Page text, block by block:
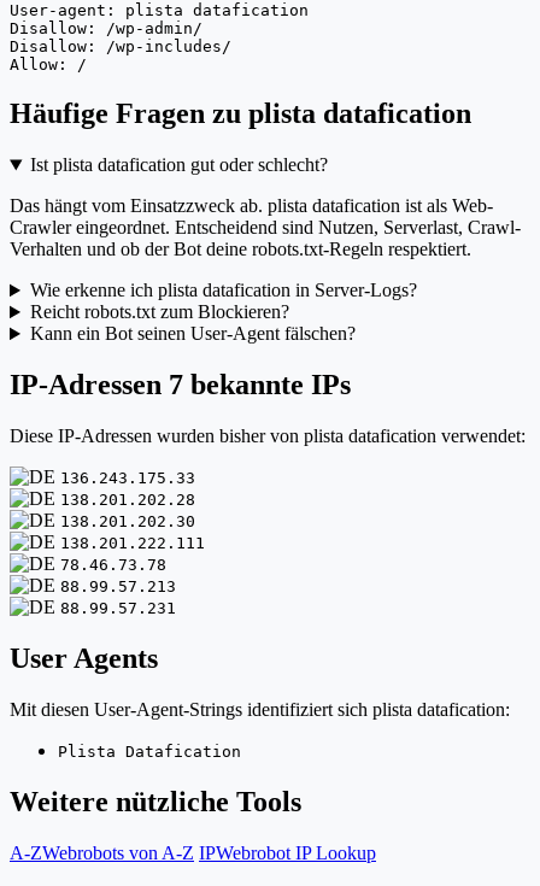
User-agent: plista datafication
Disallow: /wp-admin/
Disallow: /wp-includes/
Allow: /
Häufige Fragen zu plista datafication
Ist plista datafication gut oder schlecht?
Das hängt vom Einsatzzweck ab. plista datafication ist als Web-
Crawler eingeordnet. Entscheidend sind Nutzen, Serverlast, Crawl-
Verhalten und ob der Bot deine robots.txt-Regeln respektiert.
Wie erkenne ich plista datafication in Server-Logs?
Reicht robots.txt zum Blockieren?
Kann ein Bot seinen User-Agent fälschen?
IP-Adressen 7 bekannte IPs
Diese IP-Adressen wurden bisher von plista datafication verwendet:
136.243.175.33
138.201.202.28
138.201.202.30
138.201.222.111
78.46.73.78
88.99.57.213
88.99.57.231
User Agents
Mit diesen User-Agent-Strings identifiziert sich plista datafication:
Plista Datafication
Weitere nützliche Tools
A-ZWebrobots von A-Z IPWebrobot IP Lookup